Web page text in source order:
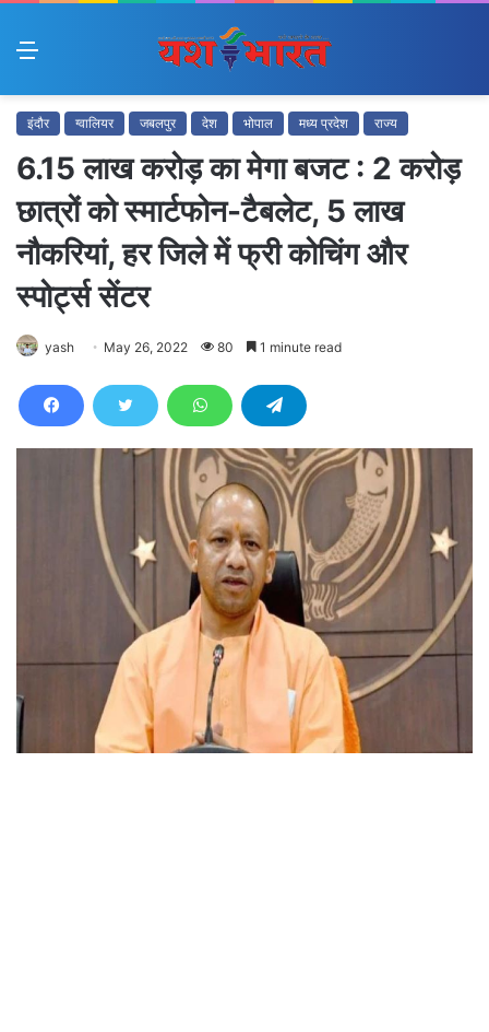
Menu
इंदौर ग्वालियर जबलपुर देश भोपाल मध्य प्रदेश राज्य
6.15 लाख करोड़ का मेगा बजट : 2 करोड़
छात्रों को स्मार्टफोन-टैबलेट, 5 लाख
नौकरियां, हर जिले में फ्री कोचिंग और
स्पोर्ट्स सेंटर
yash May 26, 2022 80 1 minute read